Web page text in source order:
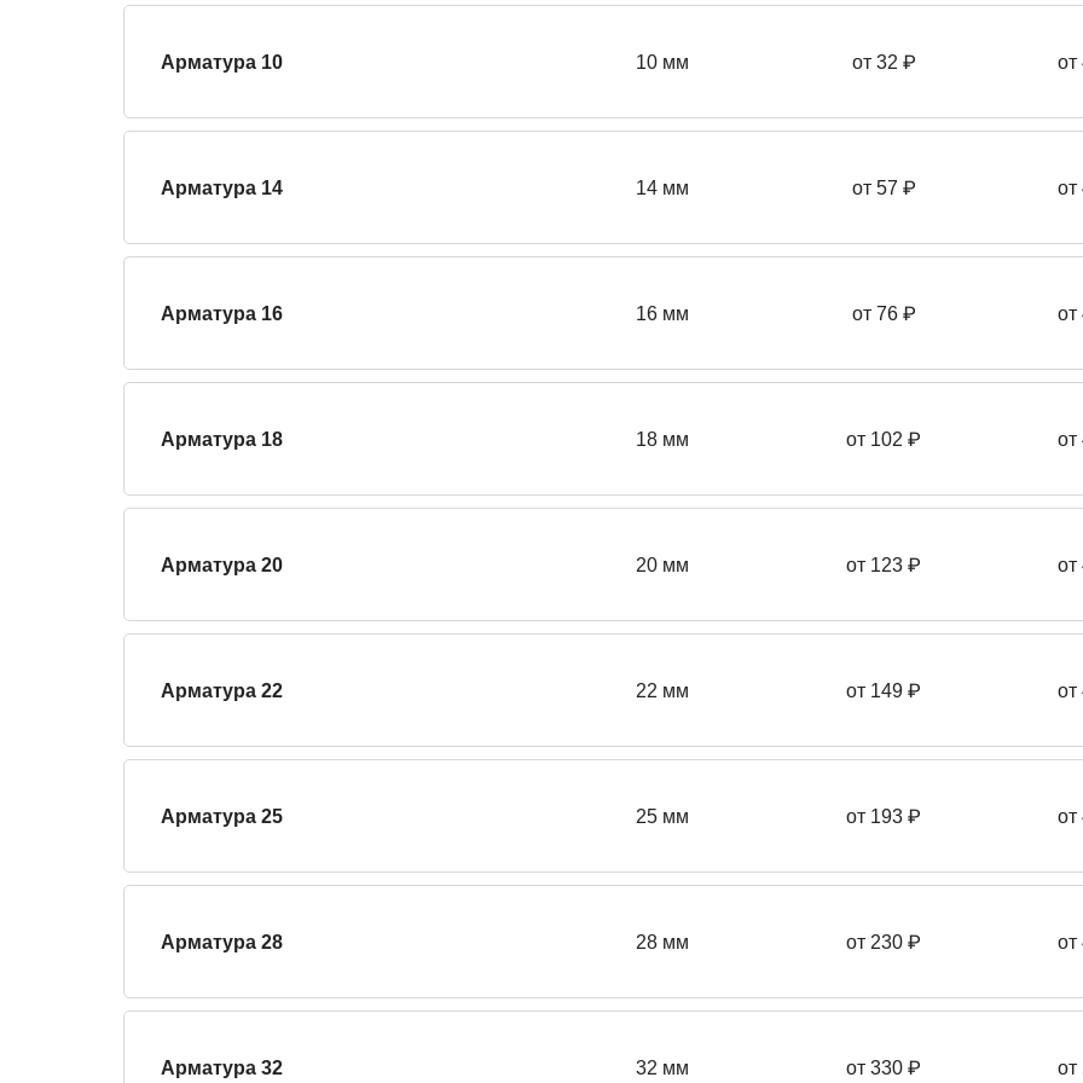
Арматура 10 10 мм от 32 ₽ от
Арматура 14 14 мм от 57 ₽ от
Арматура 16 16 мм от 76 ₽ от
Арматура 18 18 мм от 102 ₽ от
Арматура 20 20 мм от 123 ₽ от
Арматура 22 22 мм от 149 ₽ от
Арматура 25 25 мм от 193 ₽ от
Арматура 28 28 мм от 230 ₽ от
Арматура 32 32 мм от 330 ₽ от